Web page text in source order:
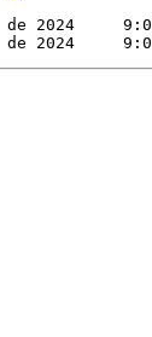
de 2024
de 2024